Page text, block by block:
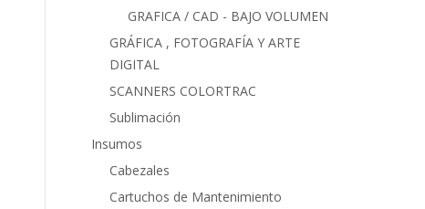
GRAFICA / CAD - BAJO VOLUMEN
GRÁFICA , FOTOGRAFÍA Y ARTE
DIGITAL
SCANNERS COLORTRAC
Sublimación
Insumos
Cabezales
Cartuchos de Mantenimiento